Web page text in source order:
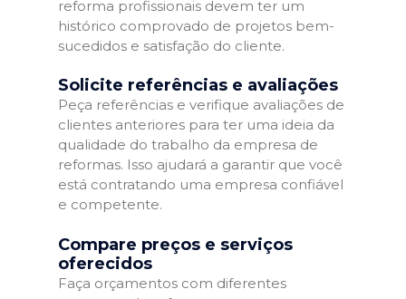
reforma profissionais devem ter um
histórico comprovado de projetos bem-
sucedidos e satisfação do cliente.
Solicite referências e avaliações
Peça referências e verifique avaliações de
clientes anteriores para ter uma ideia da
qualidade do trabalho da empresa de
reformas. Isso ajudará a garantir que você
está contratando uma empresa confiável
e competente.
Compare preços e serviços
oferecidos
Faça orçamentos com diferentes